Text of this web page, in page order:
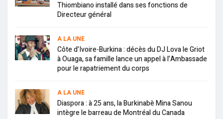
Thiombiano installé dans ses fonctions de
Directeur général
A LA UNE
Côte d’Ivoire-Burkina : décès du DJ Lova le Griot
à Ouaga, sa famille lance un appel à l’Ambassade
pour le rapatriement du corps
A LA UNE
Diaspora : à 25 ans, la Burkinabè Mina Sanou
intègre le barreau de Montréal du Canada